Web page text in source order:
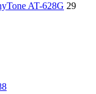
AT-628G 29